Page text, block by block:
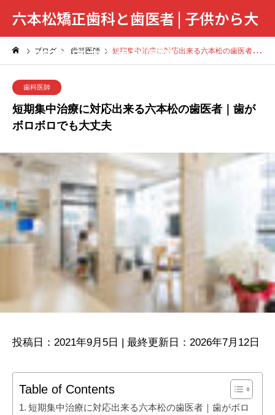
六本松矯正歯科と歯医者 | 子供から大
人まで対応する歯科医院
ブログ 歯科医師 短期集中治療に対応出来る六本松の歯医者｜歯がボロボロでも大丈夫
歯科医師
短期集中治療に対応出来る六本松の歯医者｜歯が
ボロボロでも大丈夫
投稿日：2021年9月5日 | 最終更新日：2026年7月12日
Table of Contents
短期集中治療に対応出来る六本松の歯医者｜歯がボロ